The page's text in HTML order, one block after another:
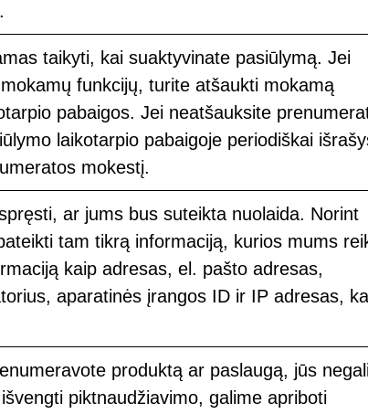
taikyti, kai suaktyvinate pasiūlymą. Jei
funkcijų, turite atšaukti mokamą
pabaigos. Jei neatšauksite
laikotarpio pabaigoje periodiškai
mokestį.
ar jums bus suteikta nuolaida. Norint
tam tikrą informaciją, kurios mums
kaip adresas, el. pašto adresas,
aparatinės įrangos ID ir IP adresas,
produktą ar paslaugą, jūs
piktnaudžiavimo, galime apriboti